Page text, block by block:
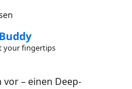
your fingertips
vor – einen Deep-